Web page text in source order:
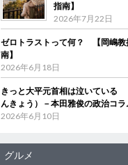
指南】
2026年7月22日
ゼロトラストって何？ 【岡嶋教
南】
2026年6月18日
きっと大平元首相は泣いている
んきょう）－本田雅俊の政治コラ
2026年6月10日
グルメ